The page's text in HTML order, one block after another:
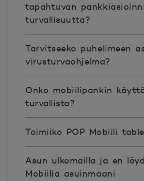
tapahtuvan
turvallisuutta?
Tarvitseeko puhelimeen
virusturvaohjelma?
Onko mobiilipankin
turvallista?
Toimiiko POP Mobiili
Asun ulkomailla ja en
Mobiilia asuinmaani